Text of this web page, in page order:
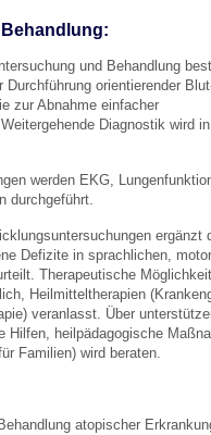
und Behandlung
orientierender
zur Abnahme einfacher
Diagnostik wird
werden EKG,
durchgeführt.
ergänzt
Defizite in sprachlichen,
Therapeutische
Heilmitteltherapien
veranlasst. Über
Hilfen, heilpädagogische
Familien) wird beraten.
atopischer